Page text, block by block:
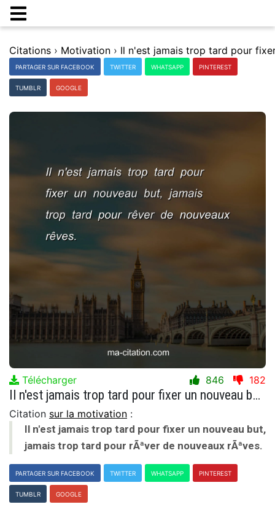
Citations › Motivation ›
PARTAGER SUR FACEBOOK TWITTER WHATSAPP PINTEREST
TUMBLR GOOGLE
Télécharger 846 182
Il n'est jamais trop tard pour fixer un nouveau but, jamais trop tard pour rÃªver de nouveaux rÃªves.
Citation sur la motivation :
Il n'est jamais trop tard pour fixer un nouveau but,
jamais trop tard pour rÃªver de nouveaux rÃªves.
PARTAGER SUR FACEBOOK TWITTER WHATSAPP PINTEREST
TUMBLR GOOGLE